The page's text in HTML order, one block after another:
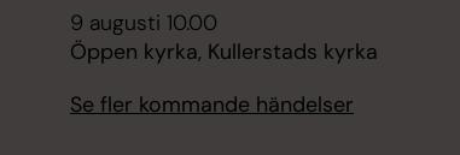
9 augusti 10.00
Öppen kyrka, Kullerstads kyrka
Se fler kommande händelser